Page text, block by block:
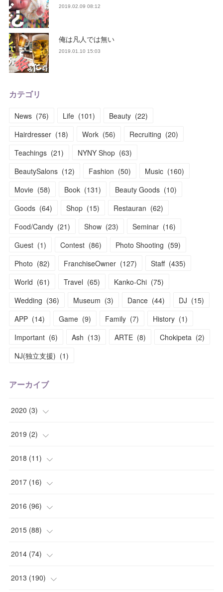
2019.02.09 08:12
俺は凡人では無い
2019.01.10 15:03
カテゴリ
News (76) Life (101) Beauty (22)
Hairdresser (18) Work (56) Recruiting (20)
Teachings (21) NYNY Shop (63)
BeautySalons (12) Fashion (50) Music (160)
Movie (58) Book (131) Beauty Goods (10)
Goods (64) Shop (15) Restauran (62)
Food/Candy (21) Show (23) Seminar (16)
Guest (1) Contest (86) Photo Shooting (59)
Photo (82) FranchiseOwner (127) Staff (435)
World (61) Travel (65) Kanko-Chi (75)
Wedding (36) Museum (3) Dance (44) DJ (15)
APP (14) Game (9) Family (7) History (1)
Important (6) Ash (13) ARTE (8) Chokipeta (2)
NJ(独立支援) (1)
アーカイブ
2020 (3)
(1
( 1)
(1)
2019 (2)
( 1)
(1)
2018 (11)
(2)
(1)
(1)
(1)
( 3 )
2017 (16)
(1)
(2)
(1)
(3)
2016 (96)
(2)
(5)
(6)
2015 (88)
(4)
(7)
2014 (74)
(9)
2013 (190)